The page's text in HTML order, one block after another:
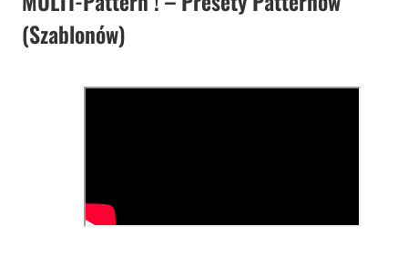
(Szablonów)